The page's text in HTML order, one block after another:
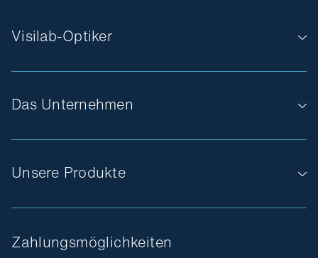
Das Unternehmen
Unsere Produkte
Visilab-Optiker
Zahlungsmöglichkeiten